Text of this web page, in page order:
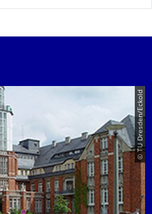
© TU Dresden/Eckold